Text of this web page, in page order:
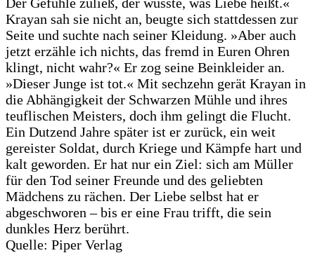
Krayan sah sie nicht an, beugte sich stattdessen zur
Seite und suchte nach seiner Kleidung. »Aber auch
jetzt erzähle ich nichts, das fremd in Euren Ohren
klingt, nicht wahr?« Er zog seine Beinkleider an.
»Dieser Junge ist tot.« Mit sechzehn gerät Krayan in
die Abhängigkeit der Schwarzen Mühle und ihres
teuflischen Meisters, doch ihm gelingt die Flucht.
Ein Dutzend Jahre später ist er zurück, ein weit
gereister Soldat, durch Kriege und Kämpfe hart und
kalt geworden. Er hat nur ein Ziel: sich am Müller
für den Tod seiner Freunde und des geliebten
Mädchens zu rächen. Der Liebe selbst hat er
abgeschworen – bis er eine Frau trifft, die sein
dunkles Herz berührt.
Quelle: Piper Verlag